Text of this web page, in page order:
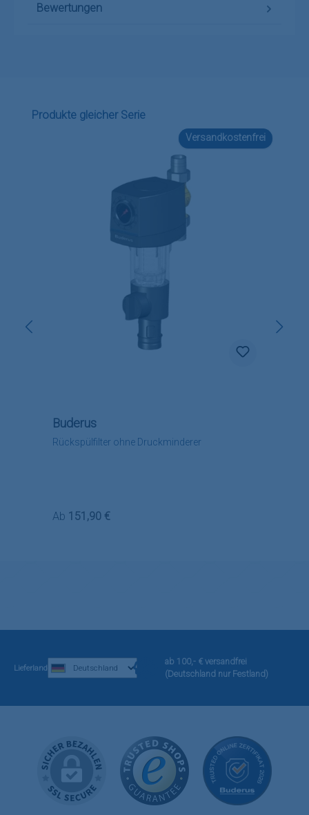
Bewertungen
Produktgalerie überspringen
Produkte gleicher Serie
Versandkostenfrei
Rückspülfilter ohne Druckminderer
Buderus
Regulärer Preis:
Ab 151,90 €
Lieferland
ab 100,- € versandfrei
(Deutschland nur Festland)